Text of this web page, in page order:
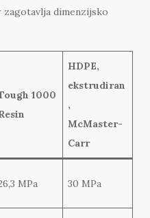
dimenzijsko
1000
HDPE,
ekstrudiran
,
McMaster-
Carr
MPa 30 MPa